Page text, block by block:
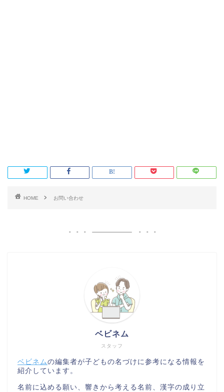
HOME お問い合わせ
スタッフ
ベビネム
ベビネムの編集者が子どもの名づけに参考になる情報を
紹介しています。
名前に込める願い、響きから考える名前、漢字の成り立